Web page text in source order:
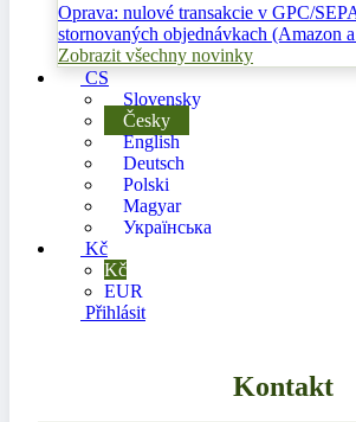
Oprava: nulové transakcie v GPC/
stornovaných objednávkach (Amazon
Zobrazit všechny novinky
CS
Slovensky
Česky
English
Deutsch
Polski
Magyar
Українська
Kč
Kč
EUR
Přihlásit
Kontakt